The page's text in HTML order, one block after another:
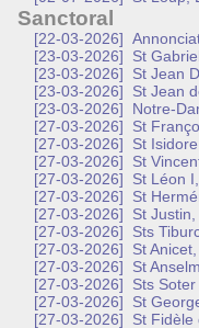
Sanctoral
[22-03-2026]
[23-03-2026]
St
[23-03-2026]
St Jean
[23-03-2026]
St Jean
[23-03-2026]
Notre-
[27-03-2026]
St
[27-03-2026]
St
[27-03-2026]
St
[27-03-2026]
St Léon
[27-03-2026]
St
[27-03-2026]
St
[27-03-2026]
Sts
[27-03-2026]
St
[27-03-2026]
St
[27-03-2026]
Sts
[27-03-2026]
St
[27-03-2026]
St Fidèle